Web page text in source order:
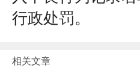
行政处罚。
相关文章